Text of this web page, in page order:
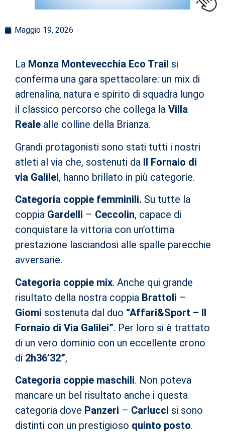
Maggio 19, 2026
La Monza Montevecchia Eco Trail si
conferma una gara spettacolare: un mix di
adrenalina, natura e spirito di squadra lungo
il classico percorso che collega la Villa
Reale alle colline della Brianza.
Grandi protagonisti sono stati tutti i nostri
atleti al via che, sostenuti da Il Fornaio di
via Galilei, hanno brillato in più categorie.
Categoria coppie femminili. Su tutte la
coppia Gardelli – Ceccolin, capace di
conquistare la vittoria con un’ottima
prestazione lasciandosi alle spalle parecchie
avversarie.
Categoria coppie mix. Anche qui grande
risultato della nostra coppia Brattoli –
Giomi sostenuta dal duo “Affari&Sport – Il
Fornaio di Via Galilei”. Per loro si è trattato
di un vero dominio con un eccellente crono
di 2h36’32”,
Categoria coppie maschili. Non poteva
mancare un bel risultato anche i questa
categoria dove Panzeri – Carlucci si sono
distinti con un prestigioso quinto posto.